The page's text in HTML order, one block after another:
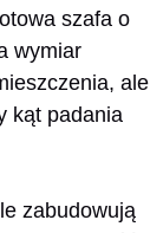
szafa o
wymiar
ale
kąt padania
zabudowują